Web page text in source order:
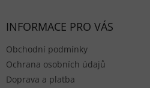
INFORMACE PRO VÁS
Obchodní podmínky
Ochrana osobních údajů
Doprava a platba